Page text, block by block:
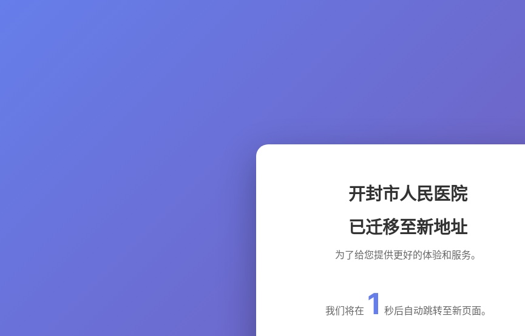
开封市人民医院
已迁移至新地址
为了给您提供更好的体验和服务。
我们将在 1 秒后自动跳转至新页面。